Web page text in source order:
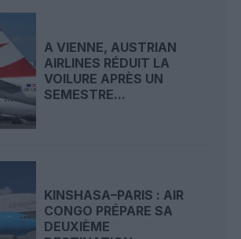
A VIENNE, AUSTRIAN
AIRLINES RÉDUIT LA
VOILURE APRÈS UN
SEMESTRE...
KINSHASA–PARIS : AIR
CONGO PRÉPARE SA
DEUXIÈME